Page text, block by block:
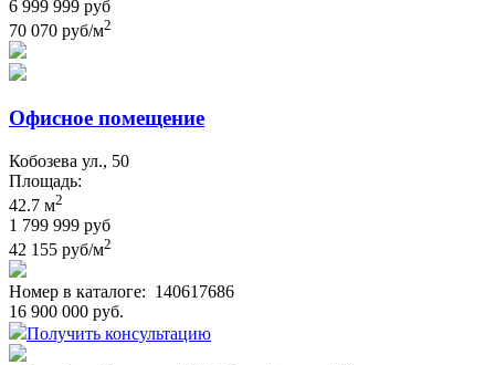
6 999 999 руб
70 070 руб/м2
Офисное помещение
Кобозева ул., 50
Площадь:
42.7 м2
1 799 999 руб
42 155 руб/м2
Номер в каталоге: 140617686
16 900 000 руб.
Получить консультацию